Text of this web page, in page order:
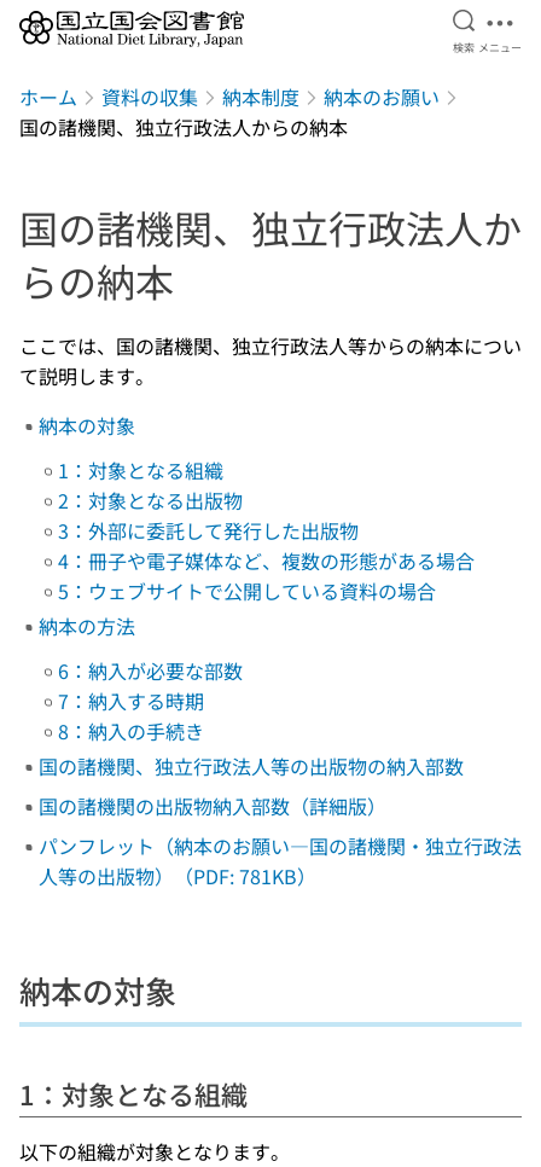
検索を
検索 メ
メニュー
ホーム 資料の収集 納本制度
納本のお願い
国の諸機関、独立行政法人からの納本
国の諸機関、独立行政法人か
らの納本
ここでは、国の諸機関、独立行政法人等からの納本につい
て説明します。
納本の対象
1：対象となる組織
2：対象となる出版物
3：外部に委託して発行した出版物
4：冊子や電子媒体など、複数の形態がある場合
5：ウェブサイトで公開している資料の場合
納本の方法
6：納入が必要な部数
7：納入する時期
8：納入の手続き
国の諸機関、独立行政法人等の出版物の納入部数
国の諸機関の出版物納入部数（詳細版）
パンフレット（納本のお願い―国の諸機関・独立行政法
人等の出版物）（PDF: 781KB）
納本の対象
1：対象となる組織
以下の組織が対象となります。